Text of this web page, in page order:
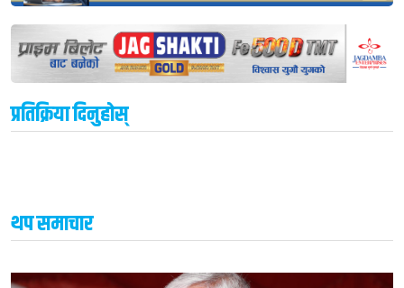
प्रतिक्रिया दिनुहोस्
थप समाचार